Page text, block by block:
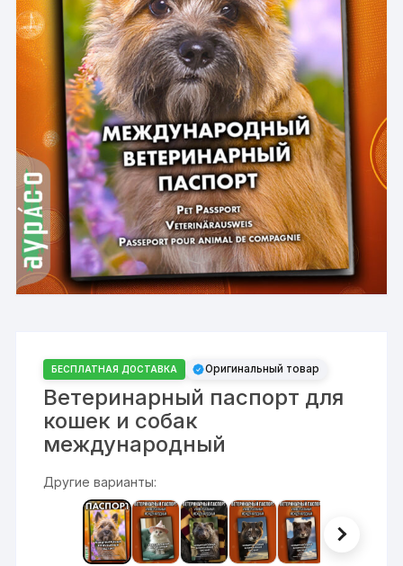
БЕСПЛАТНАЯ ДОСТАВКА Оригинальный товар
Ветеринарный паспорт для
кошек и собак
международный
Другие варианты: